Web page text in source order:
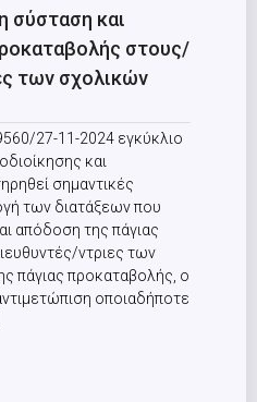
σύσταση και
στους/
των σχολικών
27-11-2024 εγκύκλιο
και
σημαντικές
των διατάξεων που
απόδοση της πάγιας
ντριες των
πάγιας προκαταβολής, ο
οποιαδήποτε